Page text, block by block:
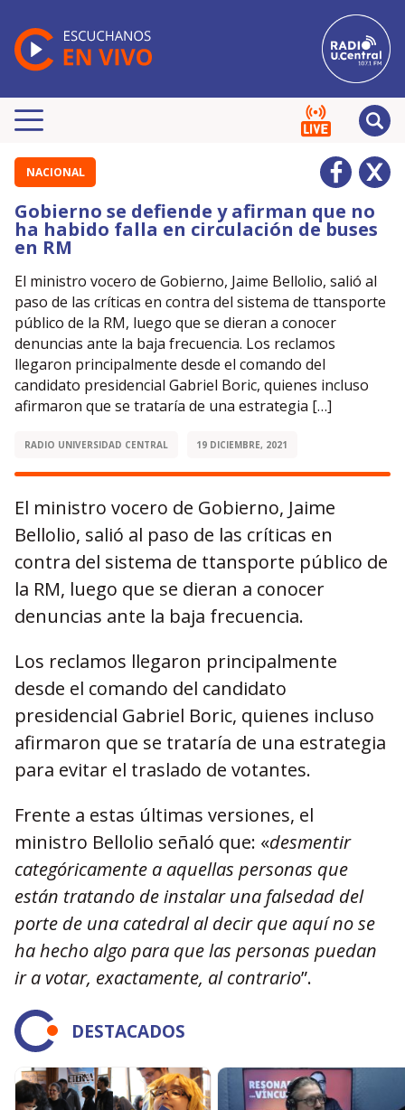
NACIONAL
Gobierno se defiende y afirman que no
ha habido falla en circulación de buses
en RM
El ministro vocero de Gobierno, Jaime Bellolio, salió al
paso de las críticas en contra del sistema de ttansporte
público de la RM, luego que se dieran a conocer
denuncias ante la baja frecuencia. Los reclamos
llegaron principalmente desde el comando del
candidato presidencial Gabriel Boric, quienes incluso
afirmaron que se trataría de una estrategia […]
RADIO UNIVERSIDAD CENTRAL 19 DICIEMBRE, 2021
El ministro vocero de Gobierno, Jaime
Bellolio, salió al paso de las críticas en
contra del sistema de ttansporte público de
la RM, luego que se dieran a conocer
denuncias ante la baja frecuencia.
Los reclamos llegaron principalmente
desde el comando del candidato
presidencial Gabriel Boric, quienes incluso
afirmaron que se trataría de una estrategia
para evitar el traslado de votantes.
Frente a estas últimas versiones, el
ministro Bellolio señaló que: «desmentir
categóricamente a aquellas personas que
están tratando de instalar una falsedad del
porte de una catedral al decir que aquí no se
ha hecho algo para que las personas puedan
ir a votar, exactamente, al contrario”.
DESTACADOS